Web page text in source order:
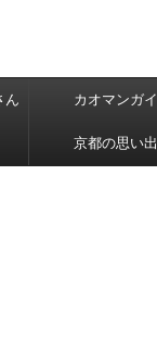
ん カオマンガイ
京都の思い出